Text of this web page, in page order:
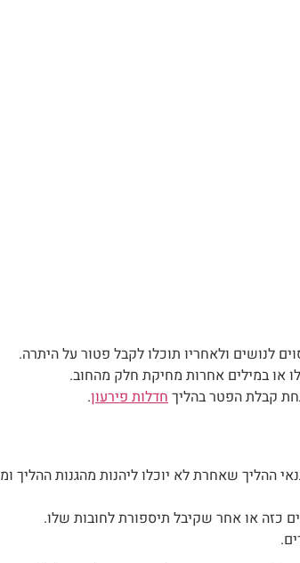
לנושים ולאחריו תוכלו לקבל פטור על היתרה.
או במילים אחרות מחיקת חלק מהחוב.
קבלת הפטר בהליךחדלות פירעון.
ההליך שאחרת לא יוכלו ליהנות מהגנות ההליך
כזה או אחר שקיבל תיספורת לחובות שלו.